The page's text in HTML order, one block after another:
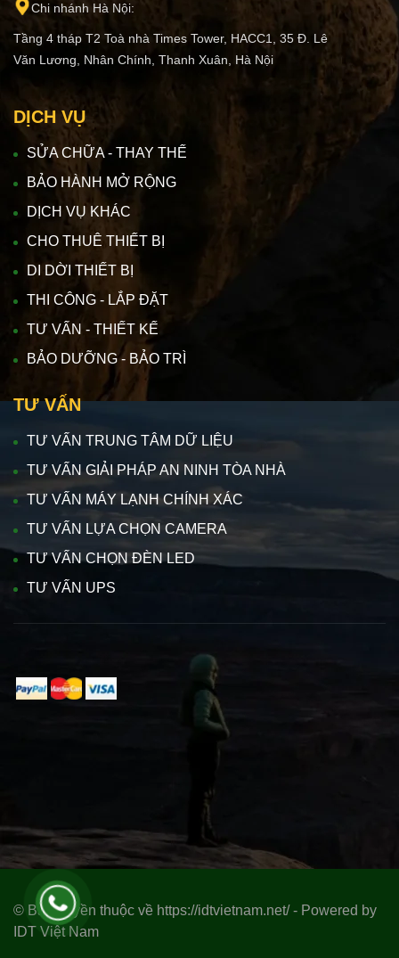
Chi nhánh Hà Nội:
Tầng 4 tháp T2 Toà nhà Times Tower, HACC1, 35 Đ. Lê
Văn Lương, Nhân Chính, Thanh Xuân, Hà Nội
DỊCH VỤ
SỬA CHỮA - THAY THẾ
BẢO HÀNH MỞ RỘNG
DỊCH VỤ KHÁC
CHO THUÊ THIẾT BỊ
DI DỜI THIẾT BỊ
THI CÔNG - LẮP ĐẶT
TƯ VẤN - THIẾT KẾ
BẢO DƯỠNG - BẢO TRÌ
TƯ VẤN
TƯ VẤN TRUNG TÂM DỮ LIỆU
TƯ VẤN GIẢI PHÁP AN NINH TÒA NHÀ
TƯ VẤN MÁY LẠNH CHÍNH XÁC
TƯ VẤN LỰA CHỌN CAMERA
TƯ VẤN CHỌN ĐÈN LED
TƯ VẤN UPS
© Bản quyền thuộc về https://idtvietnam.net/ - Powered by
IDT Việt Nam